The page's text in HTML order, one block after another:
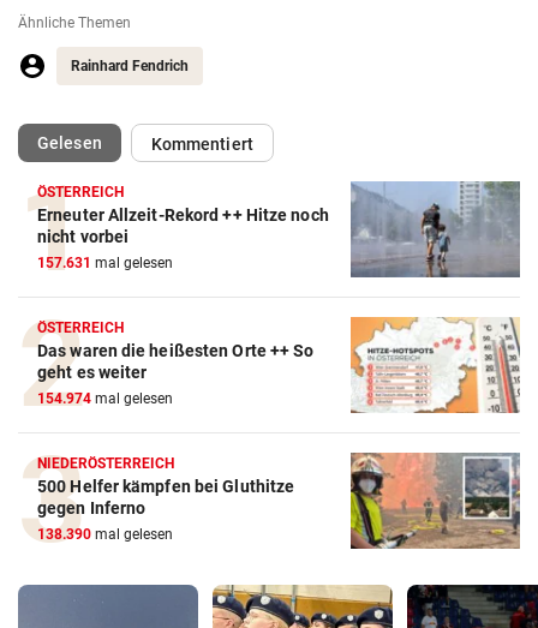
Ähnliche Themen
Rainhard Fendrich
Gelesen(ausgewählt)Kommentiert
ÖSTERREICH
Erneuter Allzeit-Rekord ++ Hitze noch
nicht vorbei
157.631 mal gelesen
ÖSTERREICH
Das waren die heißesten Orte ++ So
geht es weiter
154.974 mal gelesen
NIEDERÖSTERREICH
500 Helfer kämpfen bei Gluthitze
gegen Inferno
138.390 mal gelesen